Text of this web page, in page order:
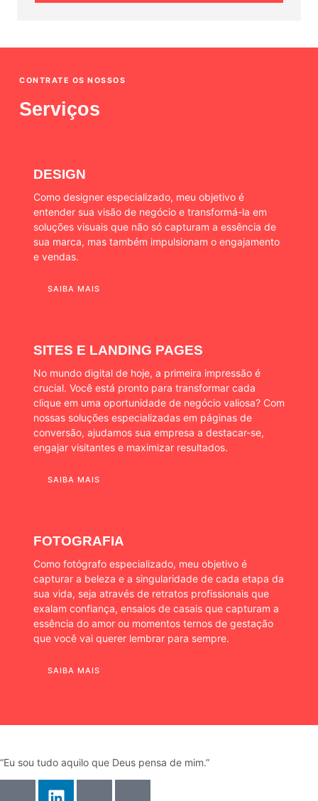
CONTRATE OS NOSSOS
Serviços
DESIGN
Como designer especializado, meu objetivo é
entender sua visão de negócio e transformá-la em
soluções visuais que não só capturam a essência de
sua marca, mas também impulsionam o engajamento
e vendas.
SAIBA MAIS
SITES E LANDING PAGES
No mundo digital de hoje, a primeira impressão é
crucial. Você está pronto para transformar cada
clique em uma oportunidade de negócio valiosa? Com
nossas soluções especializadas em páginas de
conversão, ajudamos sua empresa a destacar-se,
engajar visitantes e maximizar resultados.
SAIBA MAIS
FOTOGRAFIA
Como fotógrafo especializado, meu objetivo é
capturar a beleza e a singularidade de cada etapa da
sua vida, seja através de retratos profissionais que
exalam confiança, ensaios de casais que capturam a
essência do amor ou momentos ternos de gestação
que você vai querer lembrar para sempre.
SAIBA MAIS
“Eu sou tudo aquilo que Deus pensa de mim.”